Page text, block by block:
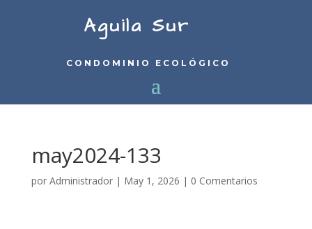
Aguila Sur
CONDOMINIO ECOLÓGICO
may2024-133
por Administrador| May 1, 2026 | 0 Comentarios